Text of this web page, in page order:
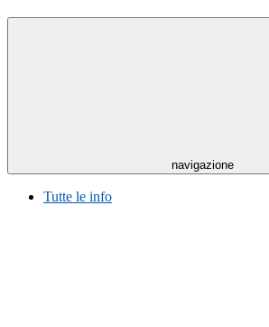
navigazione
Tutte le info